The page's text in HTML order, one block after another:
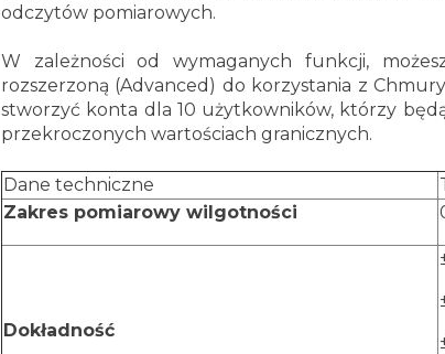
odczytów pomiarowych.
W zależności od wymaganych funkcji,
rozszerzoną (Advanced) do korzystania z
stworzyć konta dla 10 użytkowników, którzy
przekroczonych wartościach granicznych.
Dane techniczne
Zakres pomiarowy wilgotności
Dokładność